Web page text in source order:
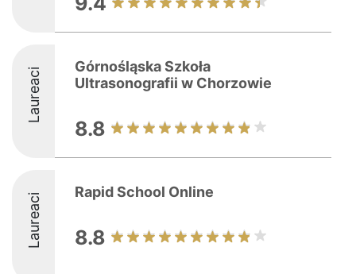
Laureaci
Górnośląska Szkoła
Ultrasonografii w Chorzowie
8.8
Laureaci Rapid School Online
8.8